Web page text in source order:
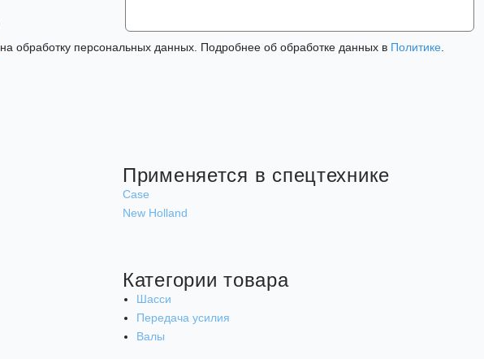
на обработку персональных данных. Подробнее об обработке данных в Политике
Применяется в спецтехнике
Case
New Holland
Категории товара
Шасси
Передача усилия
Валы